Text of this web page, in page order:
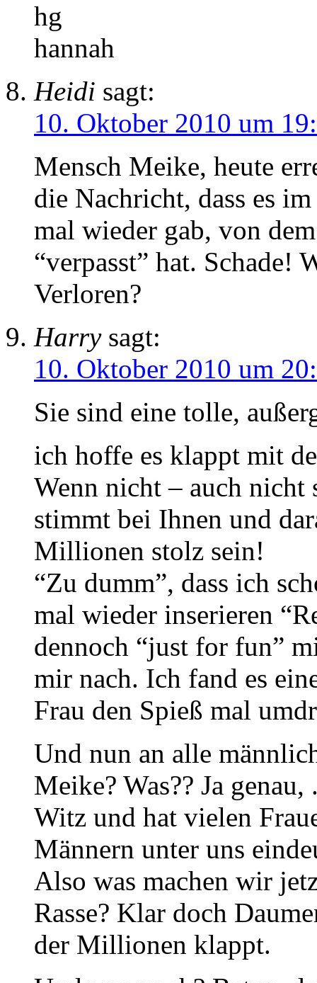
hg
hannah
Heidi sagt:
10. Oktober 2010 um
Mensch Meike, heute
die Nachricht, dass es
mal wieder gab, von
“verpasst” hat. Schade!
Verloren?
Harry sagt:
10. Oktober 2010 um
Sie sind eine tolle,
ich hoffe es klappt mit
Wenn nicht – auch nicht
stimmt bei Ihnen und
Millionen stolz sein!
“Zu dumm”, dass ich
mal wieder inserieren
dennoch “just for fun”
mir nach. Ich fand es
Frau den Spieß mal
Und nun an alle
Meike? Was?? Ja
Witz und hat vielen
Männern unter uns
Also was machen wir
Rasse? Klar doch
der Millionen klappt.